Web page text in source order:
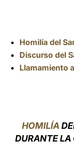
Homilía del
Discurso del
Llamamiento
HOMILÍA
DURANTE LA